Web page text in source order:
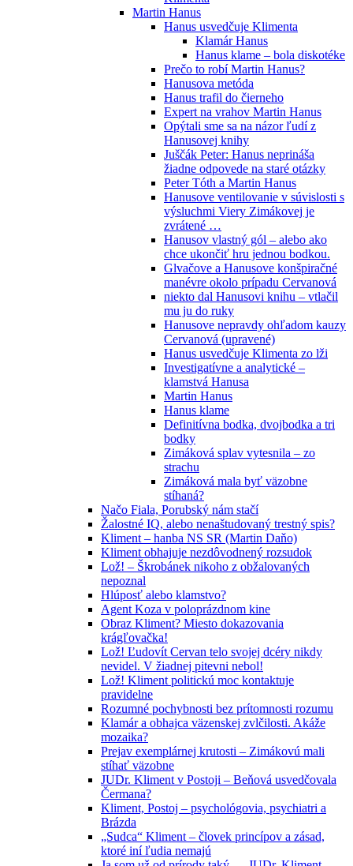
Martin Hanus
Hanus usvedčuje Klimenta
Klamár Hanus
Hanus klame – bola diskotéke
Prečo to robí Martin Hanus?
Hanusova metóda
Hanus trafil do čierneho
Expert na vrahov Martin Hanus
Opýtali sme sa na názor ľudí z
Hanusovej knihy
Juščák Peter: Hanus neprináša
žiadne odpovede na staré otázky
Peter Tóth a Martin Hanus
Hanusove ventilovanie v súvislosti s
výsluchmi Viery Zimákovej je
zvrátené …
Hanusov vlastný gól – alebo ako
chce ukončiť hru jednou bodkou.
Glvačove a Hanusove konšpiračné
manévre okolo prípadu Cervanová
niekto dal Hanusovi knihu – vtlačil
mu ju do ruky
Hanusove nepravdy ohľadom kauzy
Cervanová (upravené)
Hanus usvedčuje Klimenta zo lži
Investigatívne a analytické –
klamstvá Hanusa
Martin Hanus
Hanus klame
Definitívna bodka, dvojbodka a tri
bodky
Zimáková splav vytesnila – zo
strachu
Zimáková mala byť väzobne
stíhaná?
Načo Fiala, Porubský nám stačí
Žalostné IQ, alebo nenaštudovaný trestný spis?
Kliment – hanba NS SR (Martin Daňo)
Kliment obhajuje nezdôvodnený rozsudok
Lož! – Škrobánek nikoho z obžalovaných
nepoznal
Hlúposť alebo klamstvo?
Agent Koza v poloprázdnom kine
Obraz Kliment? Miesto dokazovania
krágľovačka!
Lož! Ľudovít Cervan telo svojej dcéry nikdy
nevidel. V žiadnej pitevni nebol!
Lož! Kliment politickú moc kontaktuje
pravidelne
Rozumné pochybnosti bez prítomnosti rozumu
Klamár a obhajca väzenskej zvlčilosti. Akáže
mozaika?
Prejav exemplárnej krutosti – Zimákovú mali
stíhať väzobne
JUDr. Kliment v Postoji – Beňová usvedčovala
Čermana?
Kliment, Postoj – psychológovia, psychiatri a
Brázda
„Sudca“ Kliment – človek princípov a zásad,
ktoré iní ľudia nemajú